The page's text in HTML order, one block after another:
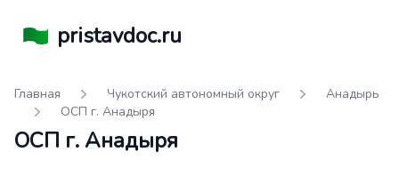
pristavdoc.ru
Главная Чукотский автономный округ
Анадырь
ОСП г. Анадыря
ОСП г. Анадыря